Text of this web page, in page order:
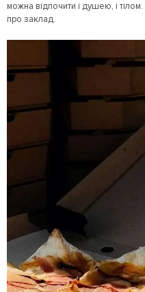
можна відпочити і душею, і тілом.
про заклад.